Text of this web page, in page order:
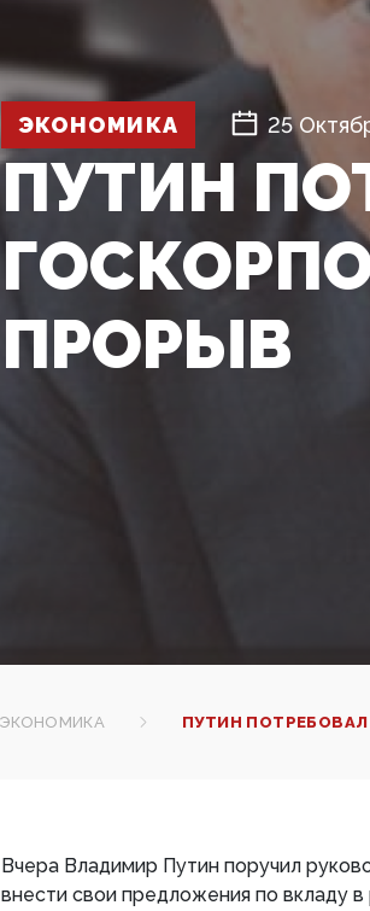
ЭКОНОМИКА 25
ПУТИН
ПРОРЫВ
ЭКОНОМИКА ПУТИН
Вчера Владимир Путин поручил
внести свои предложения по вкладу